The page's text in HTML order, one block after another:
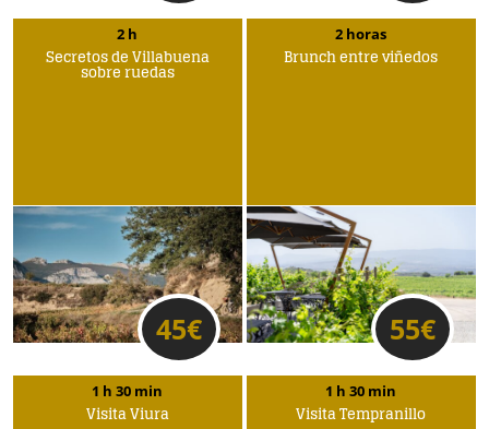
1 h 30 min
Visita Viura
1 h 30 min
Visita Tempranillo
2 h
Secretos de Villabuena
sobre ruedas
45€
2 horas
Brunch entre viñedos
55€